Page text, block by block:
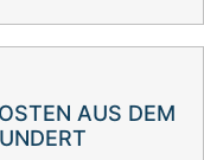
AUS DEM L